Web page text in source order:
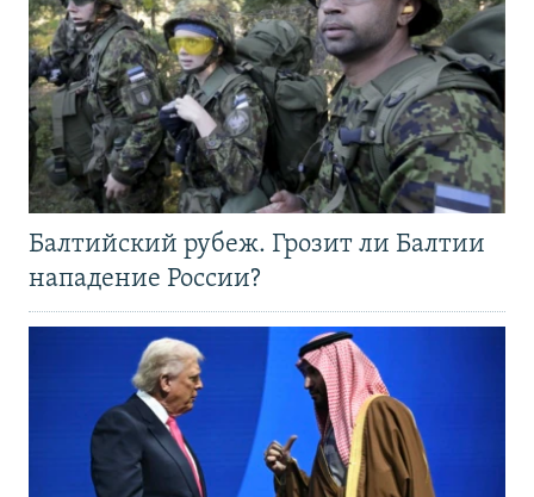
Балтийский рубеж. Грозит ли Балтии
нападение России?